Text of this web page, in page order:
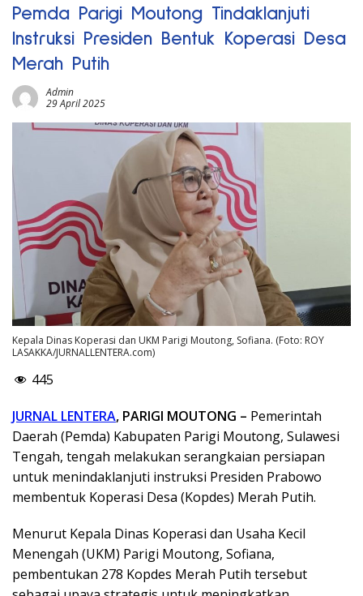
Pemda Parigi Moutong Tindaklanjuti
Instruksi Presiden Bentuk Koperasi Desa
Merah Putih
Admin
29 April 2025
Kepala Dinas Koperasi dan UKM Parigi Moutong, Sofiana. (Foto: ROY
LASAKKA/JURNALLENTERA.com)
445
JURNAL LENTERA, PARIGI MOUTONG – Pemerintah
Daerah (Pemda) Kabupaten Parigi Moutong, Sulawesi
Tengah, tengah melakukan serangkaian persiapan
untuk menindaklanjuti instruksi Presiden Prabowo
membentuk Koperasi Desa (Kopdes) Merah Putih.
Menurut Kepala Dinas Koperasi dan Usaha Kecil
Menengah (UKM) Parigi Moutong, Sofiana,
pembentukan 278 Kopdes Merah Putih tersebut